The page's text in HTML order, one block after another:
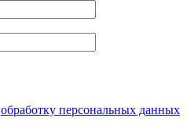
обработку персональных данных